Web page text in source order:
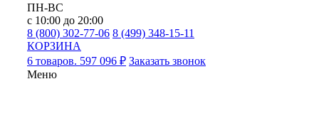
ПН-ВС
с 10:00 до 20:00
8 (800) 302-77-06 8 (499) 348-15-11
КОРЗИНА
6 товаров. 597 096 ₽ Заказать звонок
Меню